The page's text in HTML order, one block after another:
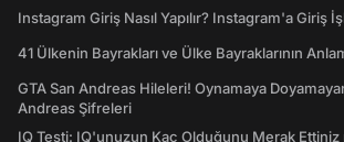
Instagram Giriş Nasıl Yapılır? Instagram'a Giriş
41 Ülkenin Bayrakları ve Ülke Bayraklarının
GTA San Andreas Hileleri! Oynamaya
Andreas Şifreleri
IQ Testi: IQ'unuzun Kaç Olduğunu Merak Ettiniz